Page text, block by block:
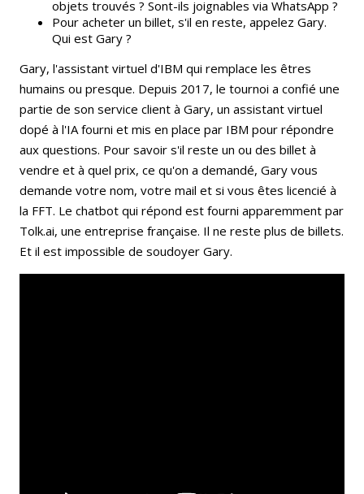
objets trouvés ? Sont-ils joignables via WhatsApp ?
Pour acheter un billet, s'il en reste, appelez Gary.
Qui est Gary ?
Gary, l'assistant virtuel d'IBM qui remplace les êtres
humains ou presque. Depuis 2017, le tournoi a confié une
partie de son service client à Gary, un assistant virtuel
dopé à l'IA fourni et mis en place par IBM pour répondre
aux questions. Pour savoir s'il reste un ou des billet à
vendre et à quel prix, ce qu'on a demandé, Gary vous
demande votre nom, votre mail et si vous êtes licencié à
la FFT. Le chatbot qui répond est fourni apparemment par
Tolk.ai, une entreprise française. Il ne reste plus de billets.
Et il est impossible de soudoyer Gary.